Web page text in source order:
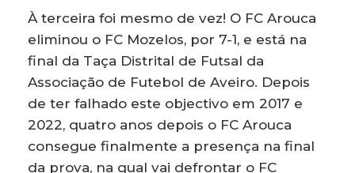
À terceira foi mesmo de vez! O FC Arouca
eliminou o FC Mozelos, por 7-1, e está na
final da Taça Distrital de Futsal da
Associação de Futebol de Aveiro. Depois
de ter falhado este objectivo em 2017 e
2022, quatro anos depois o FC Arouca
consegue finalmente a presença na final
da prova, na qual vai defrontar o FC